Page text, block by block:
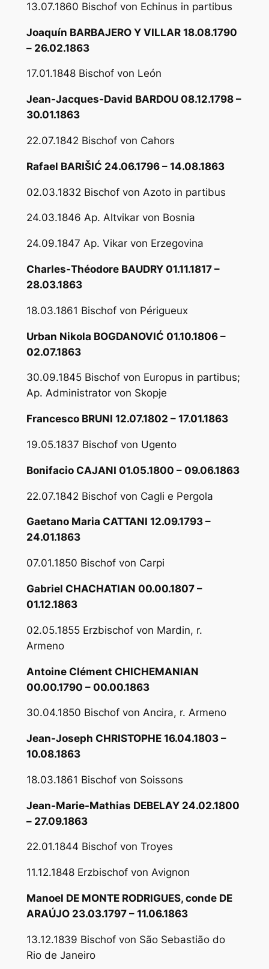
13.07.1860 Bischof von Echinus in partibus
Joaquín BARBAJERO Y VILLAR 18.08.1790
– 26.02.1863
17.01.1848 Bischof von León
Jean-Jacques-David BARDOU 08.12.1798 –
30.01.1863
22.07.1842 Bischof von Cahors
Rafael BARIŠIĆ 24.06.1796 – 14.08.1863
02.03.1832 Bischof von Azoto in partibus
24.03.1846 Ap. Altvikar von Bosnia
24.09.1847 Ap. Vikar von Erzegovina
Charles-Théodore BAUDRY 01.11.1817 –
28.03.1863
18.03.1861 Bischof von Périgueux
Urban Nikola BOGDANOVIĆ 01.10.1806 –
02.07.1863
30.09.1845 Bischof von Europus in partibus;
Ap. Administrator von Skopje
Francesco BRUNI 12.07.1802 – 17.01.1863
19.05.1837 Bischof von Ugento
Bonifacio CAJANI 01.05.1800 – 09.06.1863
22.07.1842 Bischof von Cagli e Pergola
Gaetano Maria CATTANI 12.09.1793 –
24.01.1863
07.01.1850 Bischof von Carpi
Gabriel CHACHATIAN 00.00.1807 –
01.12.1863
02.05.1855 Erzbischof von Mardin, r.
Armeno
Antoine Clément CHICHEMANIAN
00.00.1790 – 00.00.1863
30.04.1850 Bischof von Ancira, r. Armeno
Jean-Joseph CHRISTOPHE 16.04.1803 –
10.08.1863
18.03.1861 Bischof von Soissons
Jean-Marie-Mathias DEBELAY 24.02.1800
– 27.09.1863
22.01.1844 Bischof von Troyes
11.12.1848 Erzbischof von Avignon
Manoel DE MONTE RODRIGUES, conde DE
ARAÚJO 23.03.1797 – 11.06.1863
13.12.1839 Bischof von São Sebastião do
Rio de Janeiro